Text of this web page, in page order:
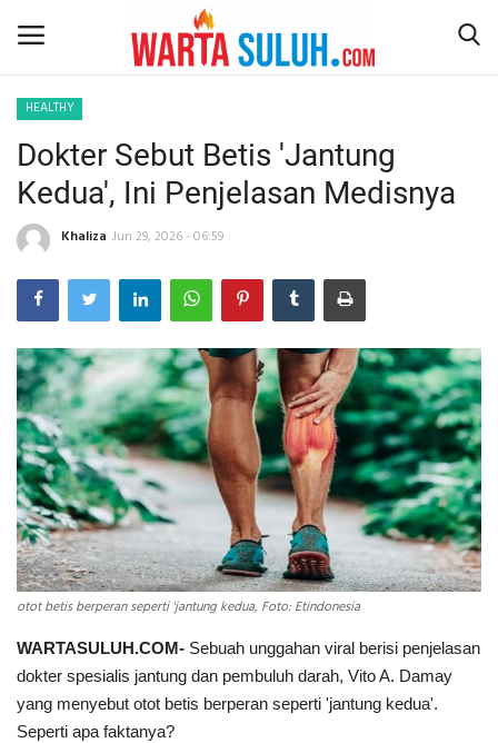
Home
NEWS
POLITIK
EKSBIS
PSPS PEKANBARU
LIFESTYLE
INDEKS
HEALTHY
HEALTHY
Dokter Sebut Betis 'Jantung
Kedua', Ini Penjelasan Medisnya
Khaliza Jun 29, 2026 - 06:59
otot betis berperan seperti 'jantung kedua, Foto: Etindonesia
WARTASULUH.COM- Sebuah unggahan viral berisi penjelasan
dokter spesialis jantung dan pembuluh darah, Vito A. Damay
yang menyebut otot betis berperan seperti 'jantung kedua'.
Seperti apa faktanya?